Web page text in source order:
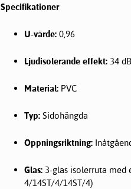
Specifikationer
U-värde: 0,96
Ljudisolerande effekt: 34 dB
Material: PVC
Typ: Sidohängda
Öppningsriktning:
Glas: 3-glas isolerruta med
4/14ST/4/14ST/4)